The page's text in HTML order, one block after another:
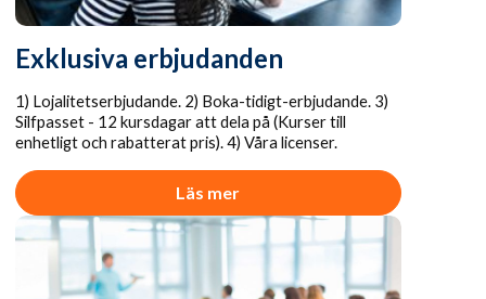
Exklusiva erbjudanden
1) Lojalitetserbjudande. 2) Boka-tidigt-erbjudande. 3)
Silfpasset - 12 kursdagar att dela på (Kurser till
enhetligt och rabatterat pris). 4) Våra licenser.
Läs mer